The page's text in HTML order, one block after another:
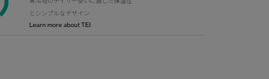
とシンプルなデザイン
Learn more about TEI